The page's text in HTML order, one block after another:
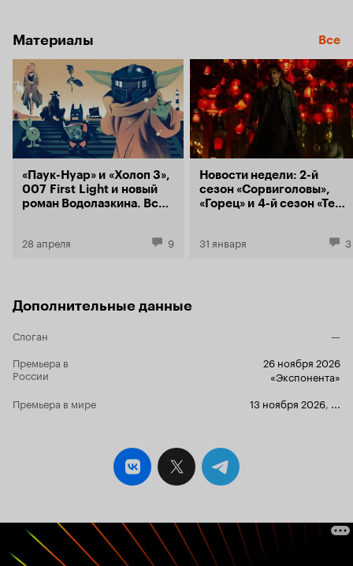
Материалы Все
«Паук-Нуар» и «Холоп 3»,
007 First Light и новый
роман Водолазкина. Все
28 апреля 9
Новости недели: 2-й
сезон «Сорвиголовы»,
«Горец» и 4-й сезон «Теда
31 января 3
Дополнительные данные
Слоган
—
Премьера в
России
26 ноября 2026
«Экспонента»
Премьера в мире
13 ноября 2026